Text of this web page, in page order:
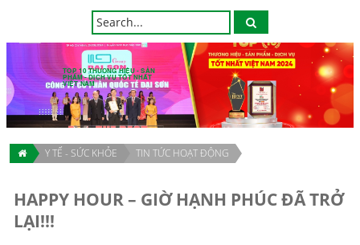
TOP 10 THƯƠNG HIỆU - SẢN
PHẨM - DỊCH VỤ TỐT NHẤT
VIỆT NAM
Y TẾ - SỨC KHỎE TIN TỨC HOẠT ĐỘNG
HAPPY HOUR – GIỜ HẠNH PHÚC ĐÃ TRỞ
LẠI!!!